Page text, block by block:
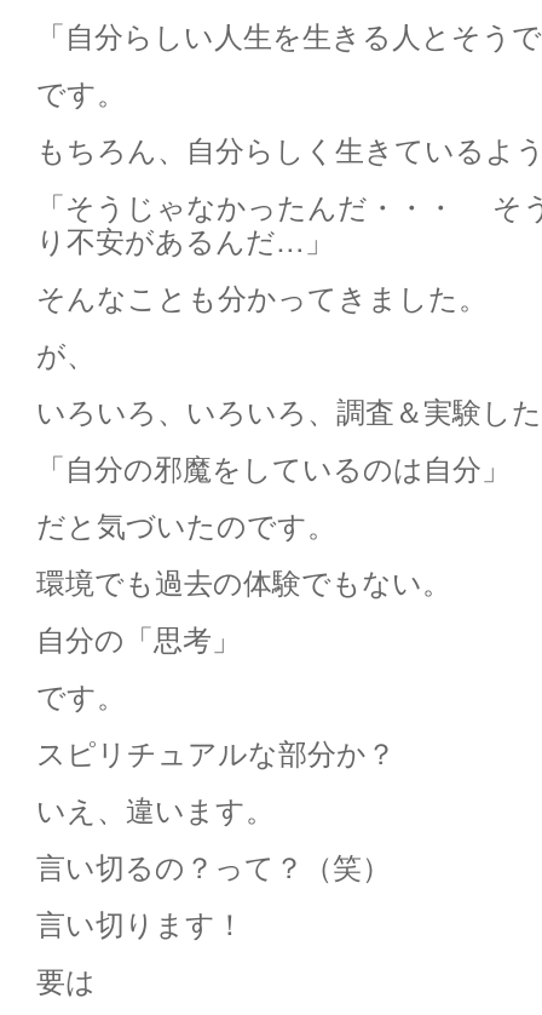
「自分らしい人生を生きる人とそう
です。
もちろん、自分らしく生きているよ
「そうじゃなかったんだ・・・ そ
り不安があるんだ…」
そんなことも分かってきました。
が、
いろいろ、いろいろ、調査＆実験し
「自分の邪魔をしているのは自分」
だと気づいたのです。
環境でも過去の体験でもない。
自分の「思考」
です。
スピリチュアルな部分か？
いえ、違います。
言い切るの？って？（笑）
言い切ります！
要は